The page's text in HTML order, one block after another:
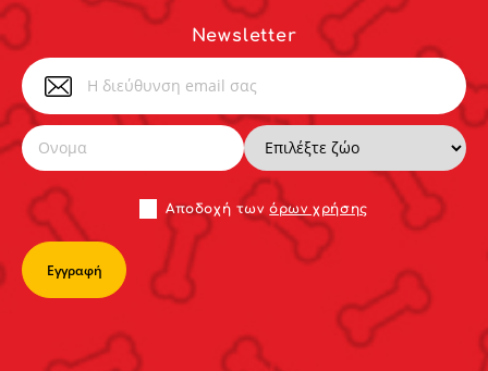
Newsletter
Αποδoχή τωνόρων χρήσης